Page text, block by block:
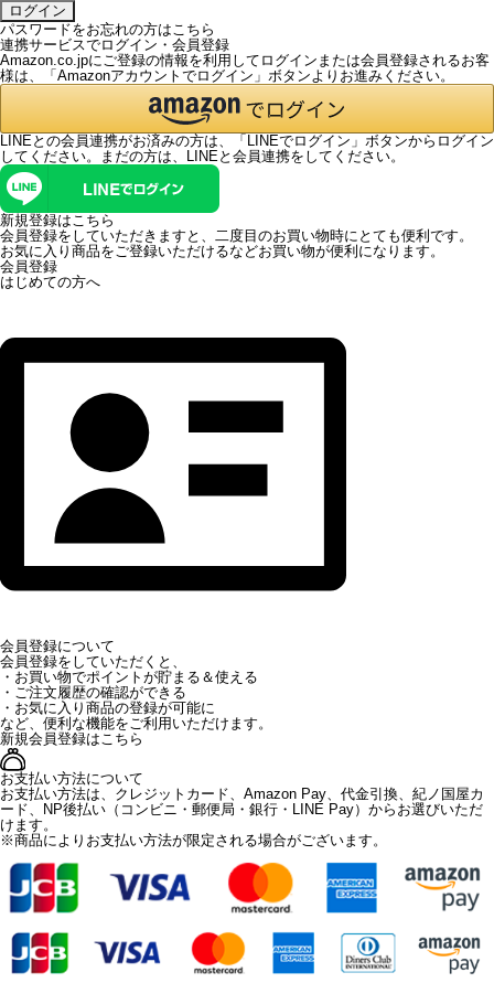
ログイン
パスワードをお忘れの方はこちら
連携サービスでログイン・会員登録
Amazon.co.jpにご登録の情報を利用してログインまたは会員登録されるお客
様は、「Amazonアカウントでログイン」ボタンよりお進みください。
LINEとの会員連携がお済みの方は、「LINEでログイン」ボタンからログイン
してください。まだの方は、
LINEと会員連携をしてください。
新規登録はこちら
会員登録をしていただきますと、二度目のお買い物時にとても便利です。
お気に入り商品をご登録いただけるなどお買い物が便利になります。
会員登録
はじめての方へ
会員登録について
会員登録をしていただくと、
・お買い物でポイントが貯まる＆使える
・ご注文履歴の確認ができる
・お気に入り商品の登録が可能に
など、便利な機能をご利用いただけます。
新規会員登録はこちら
お支払い方法について
お支払い方法は、クレジットカード、Amazon Pay、代金引換、紀ノ国屋カ
ード、NP後払い（コンビニ・郵便局・銀行・LINE Pay）からお選びいただ
けます。
※商品によりお支払い方法が限定される場合がございます。